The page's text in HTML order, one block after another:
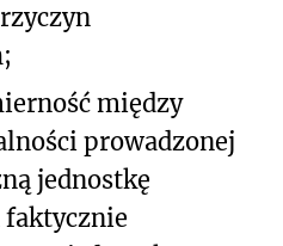
między
prowadzonej
jednostkę